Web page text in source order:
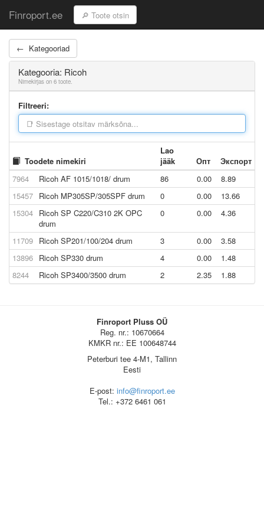
Finroport.ee
← Kategooriad
Kategooria: Ricoh
Nimekirjas on 6 toote.
Filtreeri:
Toodete nimekiri
Lao
jääk
Опт
Экспорт
7964
Ricoh AF 1015/1018/ drum 86 0.00
8.89
15457 Ricoh MP305SP/305SPF drum 0 0.00
13.66
15304 Ricoh SP C220/C310 2K OPC
drum
0 0.00 4.36
11709 Ricoh SP201/100/204 drum 3 0.00
3.58
13896 Ricoh SP330 drum 4 0.00
1.48
8244
Ricoh SP3400/3500 drum 2 2.35 1.88
Finroport Pluss OÜ
Reg. nr.: 10670664
KMKR nr.: EE 100648744
Peterburi tee 4-M1, Tallinn
Eesti
E-post: info@finroport.ee
Tel.: +372 6461 061